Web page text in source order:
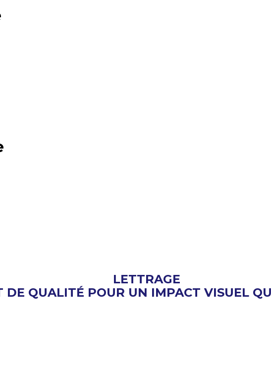
LETTRAGE
DE QUALITÉ POUR UN IMPACT VISUEL